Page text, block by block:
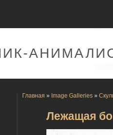
Главная » Image Galleries »
Лежащая